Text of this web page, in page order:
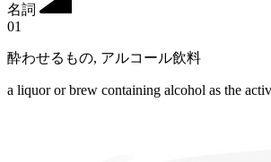
名詞
01
酔わせるもの, アルコール飲料
a liquor or brew containing alcohol as the